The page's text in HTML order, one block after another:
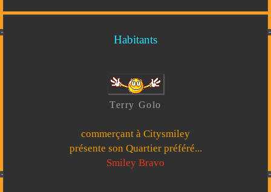
Habitants
Terry Golo
commerçant à Citysmiley
présente son Quartier préféré...
Smiley Bravo